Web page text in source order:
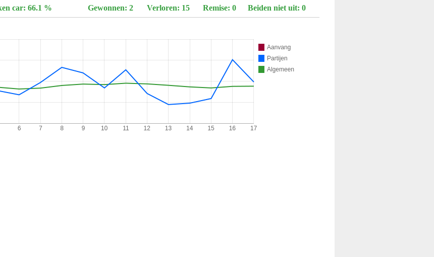
car: 66.1 % Gewonnen: 2 Verloren: 15 Remise: 0 Beiden niet uit: 0